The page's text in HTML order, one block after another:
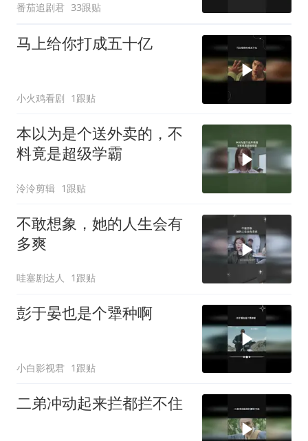
番茄追剧君 33跟贴
马上给你打成五十亿
小火鸡看剧 1跟贴
本以为是个送外卖的，不
料竟是超级学霸
泠泠剪辑 1跟贴
不敢想象，她的人生会有
多爽
哇塞剧达人 1跟贴
彭于晏也是个犟种啊
小白影视君 1跟贴
二弟冲动起来拦都拦不住